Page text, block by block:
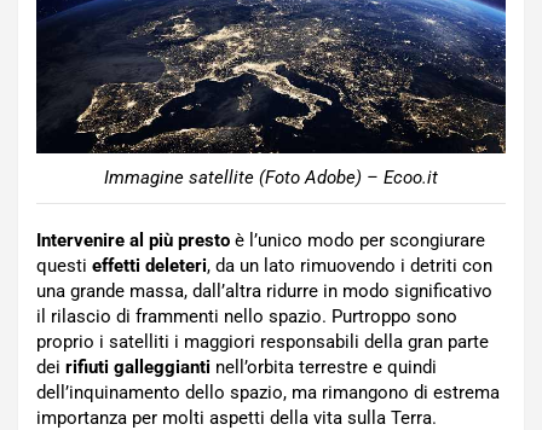
Immagine satellite (Foto Adobe) – Ecoo.it
Intervenire al più presto è l’unico modo per scongiurare
questi effetti deleteri, da un lato rimuovendo i detriti con
una grande massa, dall’altra ridurre in modo significativo
il rilascio di frammenti nello spazio. Purtroppo sono
proprio i satelliti i maggiori responsabili della gran parte
dei rifiuti galleggianti nell’orbita terrestre e quindi
dell’inquinamento dello spazio, ma rimangono di estrema
importanza per molti aspetti della vita sulla Terra.